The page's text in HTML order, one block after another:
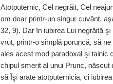
Atotputernic, Cel negrăit, Cel
om doar printr-un singur cuvânt,
32, 9). Dar în iubirea Lui negrăită
vrut, printr-o simplă poruncă, să
ales acest mod paradoxal şi tainic
chipul smerit al unui Prunc,
să Îşi arate atotputernicia, ci